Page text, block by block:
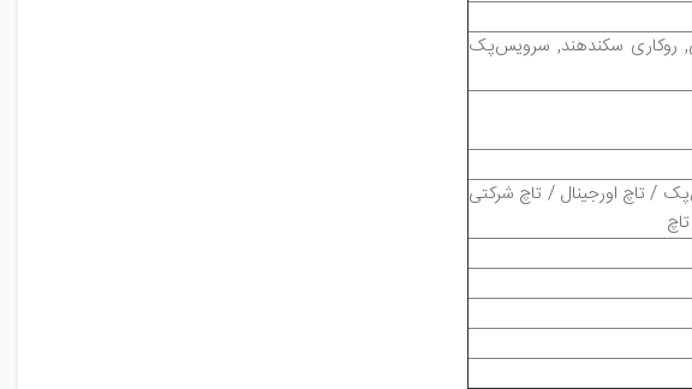
روکاری سکند‌هند, سرویس‌پک
/ تاچ اورجینال / تاچ شرکتی